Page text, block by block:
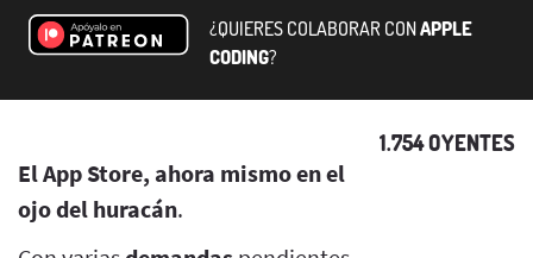
¿QUIERES COLABORAR CONAPPLE
CODING?
1.754 OYENTES
El App Store, ahora mismo en el
ojo del huracán.